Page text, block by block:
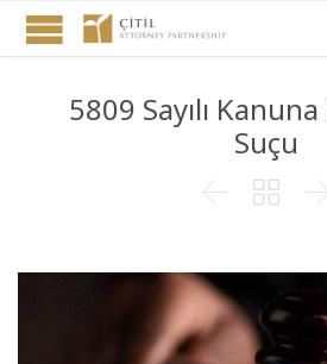
5809 Sayılı
Suçu
 